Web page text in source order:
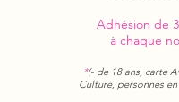
Adhésion de
à chaque
*(- de 18 ans, carte
Culture, personnes